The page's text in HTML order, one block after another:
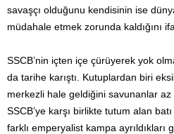
savaşçı olduğunu kendisinin ise
müdahale etmek zorunda kaldığını
SSCB’nin içten içe çürüyerek yok
da tarihe karıştı. Kutuplardan biri
merkezli hale geldiğini savunanlar
SSCB’ye karşı birlikte tutum alan
farklı emperyalist kampa ayrıldıkları